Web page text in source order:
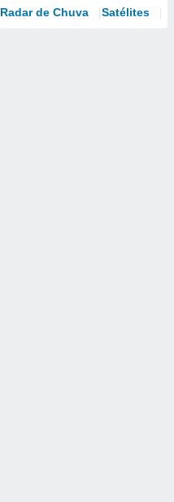
Radar de Chuva Satélites